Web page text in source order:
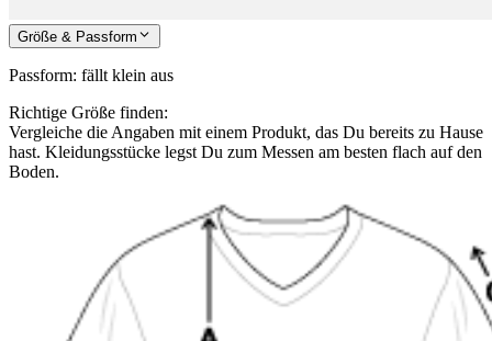
Größe & Passform
Passform: fällt klein aus
Richtige Größe finden:
Vergleiche die Angaben mit einem Produkt, das Du bereits zu Hause
hast. Kleidungsstücke legst Du zum Messen am besten flach auf den
Boden.